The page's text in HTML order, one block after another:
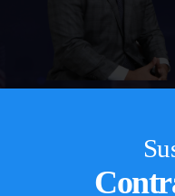
procesos migratorios en los